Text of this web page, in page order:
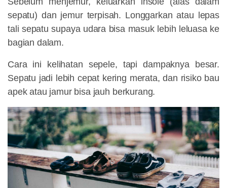
sepatu) dan jemur terpisah. Longgarkan atau lepas
tali sepatu supaya udara bisa masuk lebih leluasa ke
bagian dalam.
Cara ini kelihatan sepele, tapi dampaknya besar.
Sepatu jadi lebih cepat kering merata, dan risiko bau
apek atau jamur bisa jauh berkurang.